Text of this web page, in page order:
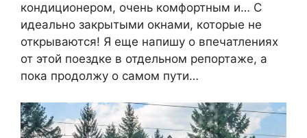
кондиционером, очень комфортным и… С
идеально закрытыми окнами, которые не
открываются! Я еще напишу о впечатлениях
от этой поездке в отдельном репортаже, а
пока продолжу о самом пути…